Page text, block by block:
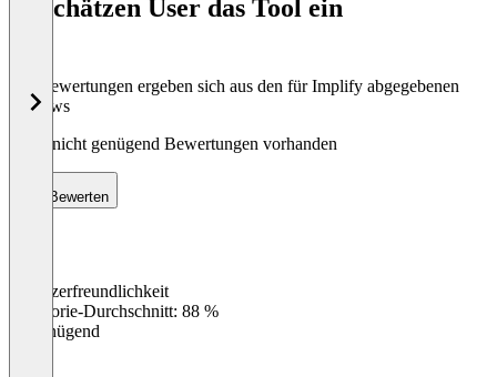
So schätzen User das Tool ein
Die Bewertungen ergeben sich aus den für Implify abgegebenen
Reviews
Noch nicht genügend Bewertungen vorhanden
Bewerten
Benutzerfreundlichkeit
Kategorie-Durchschnitt: 88 %
Ungenügend